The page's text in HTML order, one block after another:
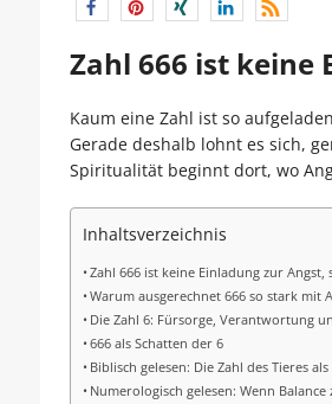
Zahl 666 ist keine
Kaum eine Zahl ist so
Gerade deshalb lohnt es sich,
Spiritualität beginnt dort, wo
Inhaltsverzeichnis
Zahl 666 ist keine Einladung zur
Warum ausgerechnet 666 so stark mit
Die Zahl 6: Fürsorge, Verantwortung
666 als Schatten der 6
Biblisch gelesen: Die Zahl des Tieres
Numerologisch gelesen: Wenn Balance